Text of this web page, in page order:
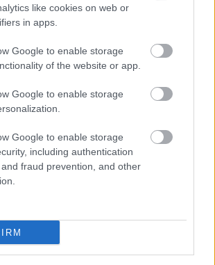
like cookies on web or
in apps.
Google to enable storage
of the website or app.
Google to enable storage
Google to enable storage
including authentication
fraud prevention, and other
"német krokodil", aki kicsit
vasmalac is
be kell lépned!